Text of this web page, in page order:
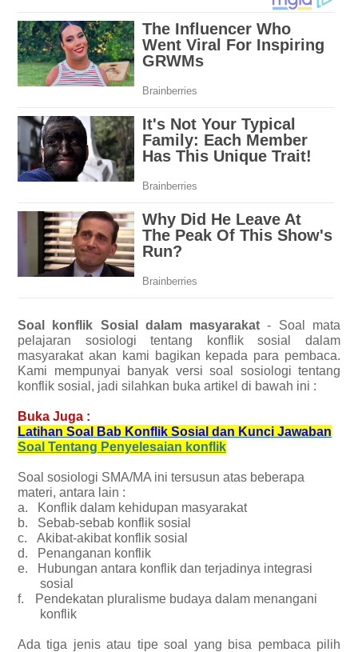
Soal konflik Sosial dalam masyarakat - Soal mata
pelajaran sosiologi tentang konflik sosial dalam
masyarakat akan kami bagikan kepada para pembaca.
Kami mempunyai banyak versi soal sosiologi tentang
konflik sosial, jadi silahkan buka artikel di bawah ini :
Buka Juga :
Latihan Soal Bab Konflik Sosial dan Kunci Jawaban
Soal Tentang Penyelesaian konflik
Soal sosiologi SMA/MA ini tersusun atas beberapa
materi, antara lain :
a.
Konflik dalam kehidupan masyarakat
b.
Sebab-sebab konflik sosial
c.
Akibat-akibat konflik sosial
d.
Penanganan konflik
e.
Hubungan antara konflik dan terjadinya integrasi
sosial
f.
Pendekatan pluralisme budaya dalam menangani
konflik
Ada tiga jenis atau tipe soal yang bisa pembaca pilih